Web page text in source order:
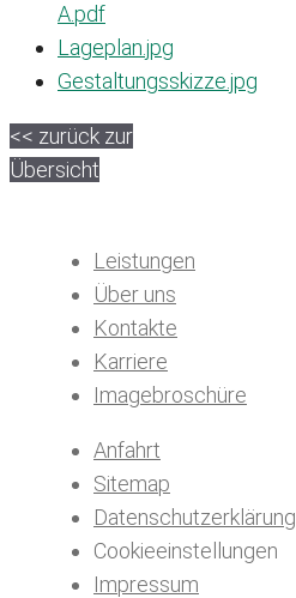
A.pdf
Lageplan.jpg
Gestaltungsskizze.jpg
<< zurück zur
Übersicht
Leistungen
Über uns
Kontakte
Karriere
Imagebroschüre
Anfahrt
Sitemap
Datenschutzerklärung
Cookieeinstellungen
Impressum